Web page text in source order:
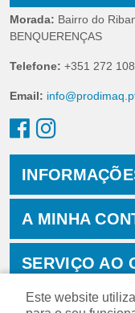
Morada: Bairro do
BENQUERENÇAS
Telefone: +351 272
Email:
A MINHA
SERVIÇO AO
Este website